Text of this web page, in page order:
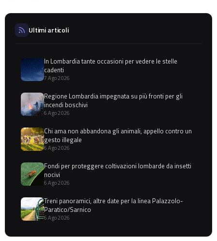
Ultimi articoli
In Lombardia tante occasioni per vedere le stelle
cadenti
7 Ago 2026
Regione Lombardia impegnata su più fronti per gli
incendi boschivi
6 Ago 2026
Chi ama non abbandona gli animali, appello contro un
gesto illegale
6 Ago 2026
Fondi per proteggere coltivazioni lombarde da insetti
nocivi
6 Ago 2026
Treni panoramici, altre date per la linea Palazzolo-
Paratico/Sarnico
6 Ago 2026